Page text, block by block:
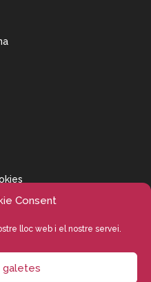
Consent
lloc web i el nostre servei.
galetes